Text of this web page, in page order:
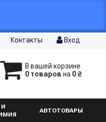
Контакты Вход
В вашей корзине
0 товаров на 0 ₴
АВТОТОВАРЫ